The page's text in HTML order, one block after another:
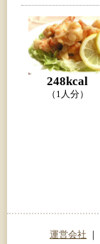
248kcal
（1人分）
運営会社 ｜